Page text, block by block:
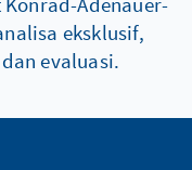
eksklusif,
evaluasi.